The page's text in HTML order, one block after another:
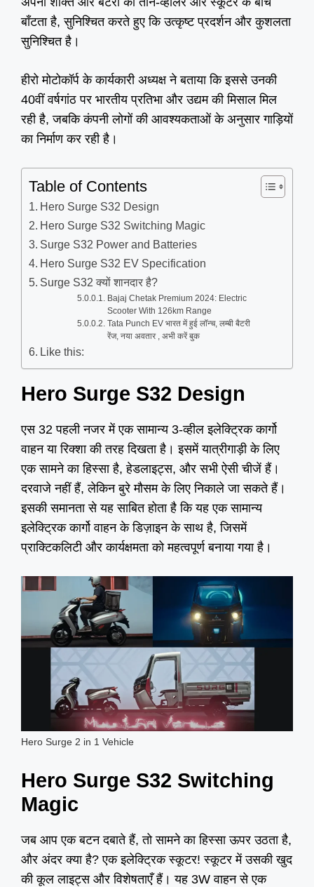
बाँटता है, सुनिश्चित करते हुए कि उत्कृष्ट प्रदर्शन और कुशलता
सुनिश्चित है।
हीरो मोटोकॉर्प के कार्यकारी अध्यक्ष ने बताया कि इससे उनकी
40वीं वर्षगांठ पर भारतीय प्रतिभा और उद्यम की मिसाल मिल
रही है, जबकि कंपनी लोगों की आवश्यकताओं के अनुसार गाड़ियों
का निर्माण कर रही है।
Table of Contents
Hero Surge S32 Design
Hero Surge S32 Switching Magic
Surge S32 Power and Batteries
Hero Surge S32 EV Specification
Surge S32 क्यों शानदार है?
Bajaj Chetak Premium 2024: Electric
Scooter With 126km Range
Tata Punch EV भारत में हुई लॉन्च, लम्बी बैटरी
रेंज, नया अवतार , अभी करें बुक
Like this:
Hero Surge S32 Design
एस 32 पहली नजर में एक सामान्य 3-व्हील इलेक्ट्रिक कार्गो
वाहन या रिक्शा की तरह दिखता है। इसमें यात्रीगाड़ी के लिए
एक सामने का हिस्सा है, हेडलाइट्स, और सभी ऐसी चीजें हैं।
दरवाजे नहीं हैं, लेकिन बुरे मौसम के लिए निकाले जा सकते हैं।
इसकी समानता से यह साबित होता है कि यह एक सामान्य
इलेक्ट्रिक कार्गो वाहन के डिज़ाइन के साथ है, जिसमें
प्राक्टिकलिटी और कार्यक्षमता को महत्वपूर्ण बनाया गया है।
Hero Surge 2 in 1 Vehicle
Hero Surge S32 Switching
Magic
जब आप एक बटन दबाते हैं, तो सामने का हिस्सा ऊपर उठता है,
और अंदर क्या है? एक इलेक्ट्रिक स्कूटर! स्कूटर में उसकी खुद
की कूल लाइट्स और विशेषताएँ हैं। यह 3W वाहन से एक